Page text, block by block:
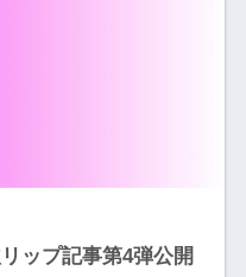
ップ記事第4弾公開